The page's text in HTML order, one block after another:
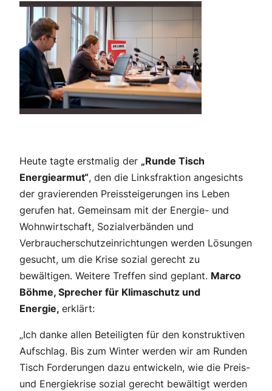
Heute tagte erstmalig der „Runde Tisch
Energiearmut“, den die Linksfraktion angesichts
der gravierenden Preissteigerungen ins Leben
gerufen hat. Gemeinsam mit der Energie- und
Wohnwirtschaft, Sozialverbänden und
Verbraucherschutzeinrichtungen werden Lösungen
gesucht, um die Krise sozial gerecht zu
bewältigen. Weitere Treffen sind geplant. Marco
Böhme, Sprecher für Klimaschutz und
Energie, erklärt:
„Ich danke allen Beteiligten für den konstruktiven
Aufschlag. Bis zum Winter werden wir am Runden
Tisch Forderungen dazu entwickeln, wie die Preis-
und Energiekrise sozial gerecht bewältigt werden